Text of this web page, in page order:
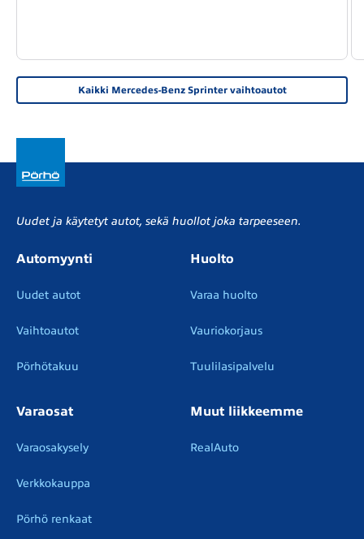
Kaikki Mercedes-Benz Sprinter vaihtoautot
Uudet ja käytetyt autot, sekä huollot joka tarpeeseen.
Automyynti
Uudet autot
Vaihtoautot
Pörhötakuu
Huolto
Varaa huolto
Vauriokorjaus
Tuulilasipalvelu
Varaosat
Varaosakysely
Verkkokauppa
Pörhö renkaat
Muut liikkeemme
RealAuto